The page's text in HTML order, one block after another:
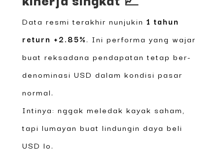
Data resmi terakhir nunjukin 1 tahun
return +2.85%. Ini performa yang wajar
buat reksadana pendapatan tetap ber-
denominasi USD dalam kondisi pasar
normal.
Intinya: nggak meledak kayak saham,
tapi lumayan buat lindungin daya beli
USD lo.